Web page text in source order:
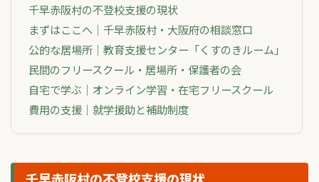
千早赤阪村の不登校支援の現状
まずはここへ｜千早赤阪村・大阪府の相談窓口
公的な居場所｜教育支援センター「くすのきルーム」
民間のフリースクール・居場所・保護者の会
自宅で学ぶ｜オンライン学習・在宅フリースクール
費用の支援｜就学援助と補助制度
千早赤阪村の不登校支援の現状